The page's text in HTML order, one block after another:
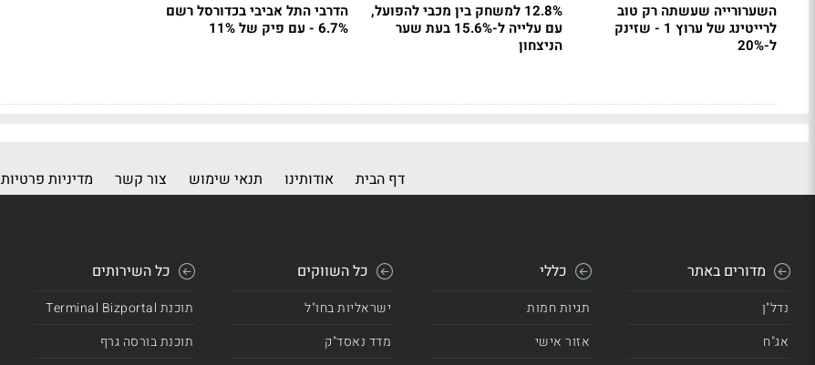
השערורייה שעשתה רק טוב
לרייטינג של ערוץ 1 - שזינק
ל-20%
12.8% למשחק בין מכבי להפועל,
עם עלייה ל-15.6% בעת שער
הניצחון
הדרבי התל אביבי בכדורסל רשם
6.7% - עם פיק של 11%
דף הבית אודותינו תנאי שימוש צור קשר מדיניות פרטיות
מדורים באתר
נדל"ן
אג"ח
כללי
תגיות חמות
אזור אישי
כל השווקים
ישראליות בחו"ל
מדד נאסד"ק
כל השירותים
תוכנת Terminal Bizportal
תוכנת בורסה גרף